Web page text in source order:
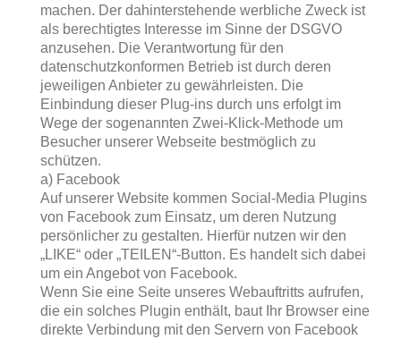
machen. Der dahinterstehende werbliche Zweck ist
als berechtigtes Interesse im Sinne der DSGVO
anzusehen. Die Verantwortung für den
datenschutzkonformen Betrieb ist durch deren
jeweiligen Anbieter zu gewährleisten. Die
Einbindung dieser Plug-ins durch uns erfolgt im
Wege der sogenannten Zwei-Klick-Methode um
Besucher unserer Webseite bestmöglich zu
schützen.
a) Facebook
Auf unserer Website kommen Social-Media Plugins
von Facebook zum Einsatz, um deren Nutzung
persönlicher zu gestalten. Hierfür nutzen wir den
„LIKE“ oder „TEILEN“-Button. Es handelt sich dabei
um ein Angebot von Facebook.
Wenn Sie eine Seite unseres Webauftritts aufrufen,
die ein solches Plugin enthält, baut Ihr Browser eine
direkte Verbindung mit den Servern von Facebook